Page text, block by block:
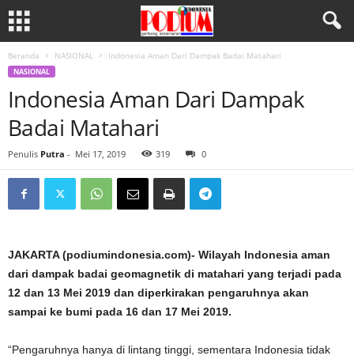
Beranda NASIONAL Indonesia Aman Dari Dampak Badai Matahari
NASIONAL
Indonesia Aman Dari Dampak
Badai Matahari
Penulis Putra - Mei 17, 2019 319 0
JAKARTA (podiumindonesia.com)- Wilayah Indonesia aman
dari dampak badai geomagnetik di matahari yang terjadi pada
12 dan 13 Mei 2019 dan diperkirakan pengaruhnya akan
sampai ke bumi pada 16 dan 17 Mei 2019.
“Pengaruhnya hanya di lintang tinggi, sementara Indonesia tidak